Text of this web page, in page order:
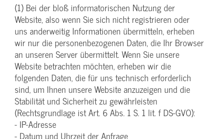
(1) Bei der bloß informatorischen Nutzung der
Website, also wenn Sie sich nicht registrieren oder
uns anderweitig Informationen übermitteln, erheben
wir nur die personenbezogenen Daten, die Ihr Browser
an unseren Server übermittelt. Wenn Sie unsere
Website betrachten möchten, erheben wir die
folgenden Daten, die für uns technisch erforderlich
sind, um Ihnen unsere Website anzuzeigen und die
Stabilität und Sicherheit zu gewährleisten
(Rechtsgrundlage ist Art. 6 Abs. 1 S. 1 lit. f DS-GVO):
- IP-Adresse
- Datum und Uhrzeit der Anfrage